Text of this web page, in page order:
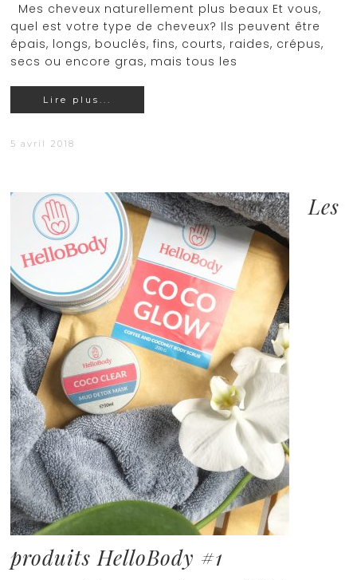
Mes cheveux naturellement plus beaux Et vous,
quel est votre type de cheveux? Ils peuvent être
épais, longs, bouclés, fins, courts, raides, crépus,
secs ou encore gras, mais tous les
Lire plus...
5 avril 2018
Les
produits HelloBody #1